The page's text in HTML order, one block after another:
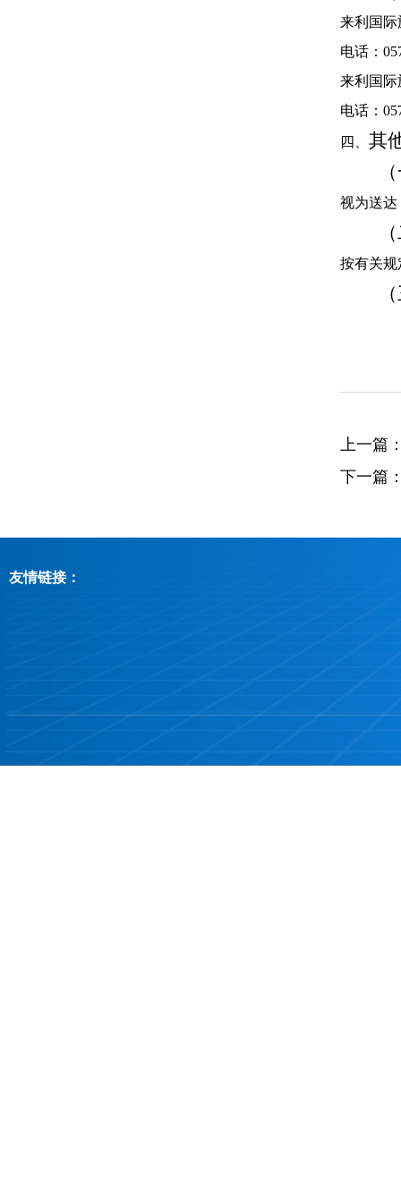
来利国际
电话：
来利国际
电话：
其
视为送达
按有关规
上一篇
下一篇
友情链接：